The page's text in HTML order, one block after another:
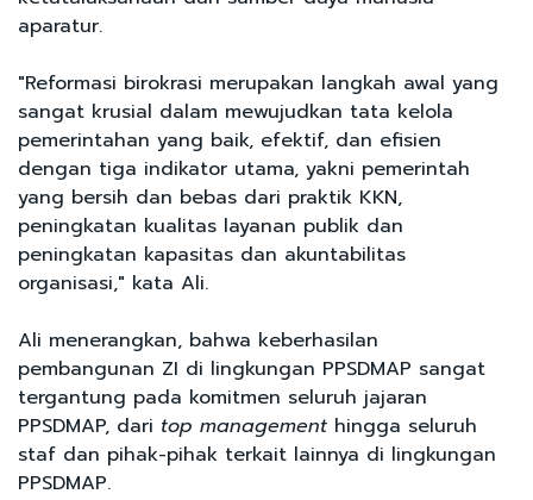
aparatur.
"Reformasi birokrasi merupakan langkah awal yang
sangat krusial dalam mewujudkan tata kelola
pemerintahan yang baik, efektif, dan efisien
dengan tiga indikator utama, yakni pemerintah
yang bersih dan bebas dari praktik KKN,
peningkatan kualitas layanan publik dan
peningkatan kapasitas dan akuntabilitas
organisasi," kata Ali.
Ali menerangkan, bahwa keberhasilan
pembangunan ZI di lingkungan PPSDMAP sangat
tergantung pada komitmen seluruh jajaran
PPSDMAP, dari top management hingga seluruh
staf dan pihak-pihak terkait lainnya di lingkungan
PPSDMAP.